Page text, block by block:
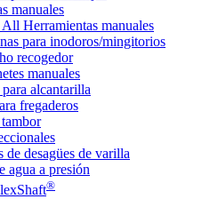
manuales
Herramientas manuales
para inodoros/mingitorios
recogedor
manuales
alcantarilla
fregaderos
de desagües de varilla
agua a presión
®